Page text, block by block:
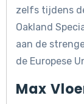
zelfs tijdens
Oakland
aan de
de Europese
Max